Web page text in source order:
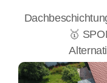
🥇